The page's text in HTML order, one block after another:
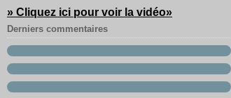
» Cliquez ici pour voir la vidéo»
Derniers commentaires